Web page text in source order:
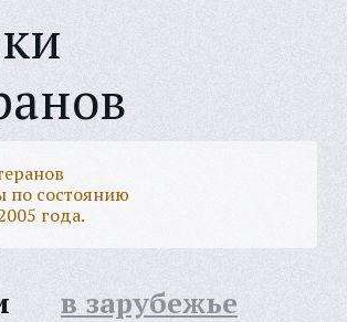
по состоянию
года.
в зарубежье